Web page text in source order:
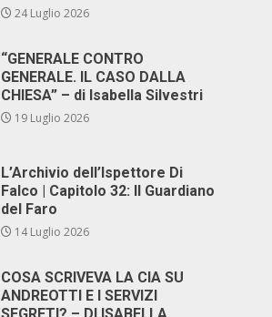
24 Luglio 2026
“GENERALE CONTRO
GENERALE. IL CASO DALLA
CHIESA” – di Isabella Silvestri
19 Luglio 2026
L’Archivio dell’Ispettore Di
Falco | Capitolo 32: Il Guardiano
del Faro
14 Luglio 2026
COSA SCRIVEVA LA CIA SU
ANDREOTTI E I SERVIZI